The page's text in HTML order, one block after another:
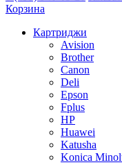
Корзина
Картриджи
Avision
Brother
Canon
Deli
Epson
Fplus
HP
Huawei
Katusha
Konica